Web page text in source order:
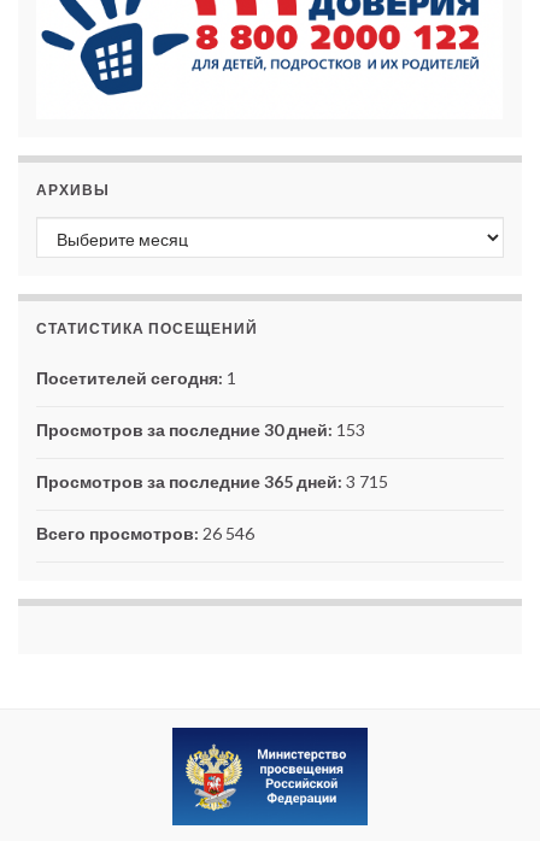
АРХИВЫ
Архивы
СТАТИСТИКА ПОСЕЩЕНИЙ
Посетителей сегодня: 1
Просмотров за последние 30 дней: 153
Просмотров за последние 365 дней: 3 715
Всего просмотров: 26 546